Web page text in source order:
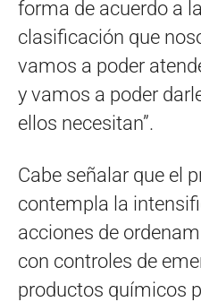
forma de acuerdo a
clasificación que
vamos a poder
y vamos a poder
ellos necesitan”.
Cabe señalar que el
contempla la
acciones de
con controles de
productos químicos